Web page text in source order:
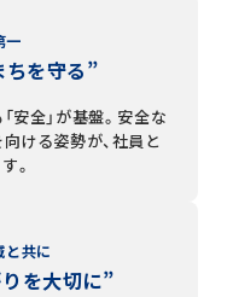
一
を守る”
安全」が基盤。安全な
ける姿勢が、社員と
。
と共に
を大切に”